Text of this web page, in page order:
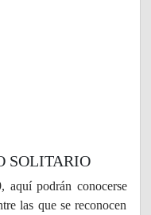
SOLITARIO
aquí podrán conocerse
las que se reconocen